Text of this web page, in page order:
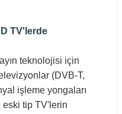
TV'lerde
teknolojisi için
(DVB-T,
işleme yongaları
eski tip TV'lerin